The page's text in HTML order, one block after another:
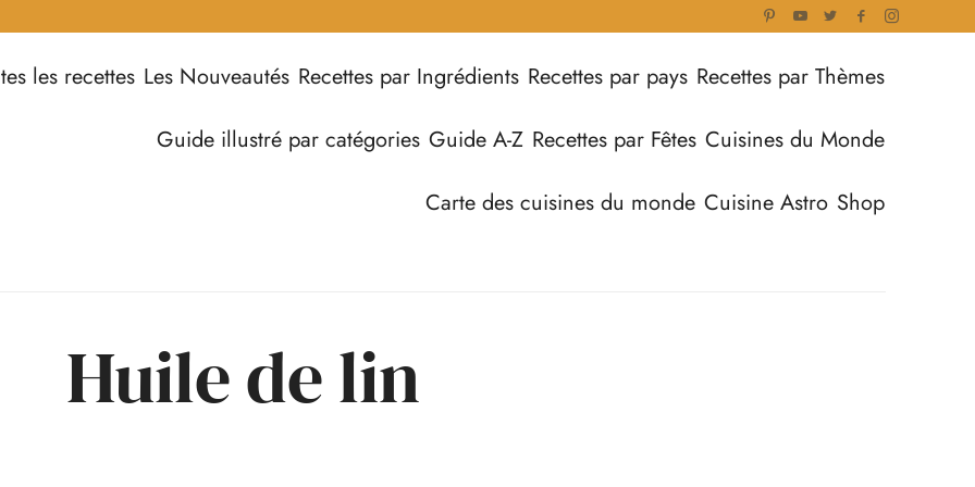
les recettes Les Nouveautés Recettes par Ingrédients Recettes par pays Recettes par Thèmes
Guide illustré par catégories Guide A-Z Recettes par Fêtes Cuisines du Monde
Carte des cuisines du monde Cuisine Astro Shop
Huile de lin